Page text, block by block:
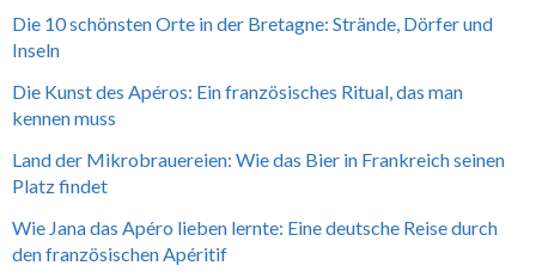
Die 10 schönsten Orte in der Bretagne: Strände, Dörfer und
Inseln
Die Kunst des Apéros: Ein französisches Ritual, das man
kennen muss
Land der Mikrobrauereien: Wie das Bier in Frankreich seinen
Platz findet
Wie Jana das Apéro lieben lernte: Eine deutsche Reise durch
den französischen Apéritif